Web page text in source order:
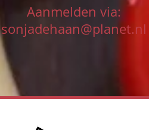
Aanmelden via:
sonjadehaan@planet.nl